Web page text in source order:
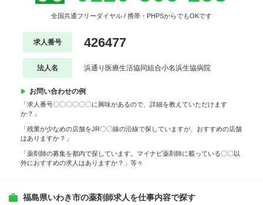
全国共通フリーダイヤル / 携帯・PHPSからでもOKです
求人番号 426477
法人名 浜通り医療生活協同組合小名浜生協病院
お問い合わせの例
「求人番号〇〇〇〇〇〇に興味があるので、詳細を教えていただけます
か？」
「残業が少なめの店舗をJR〇〇線の沿線で探していますが、おすすめの店舗
はありますか？」
「薬剤師の募集を都内で探しています。マイナビ薬剤師に載っている〇〇以
外におすすめの求人はありますか？」等々
福島県いわき市の薬剤師求人を仕事内容で探す